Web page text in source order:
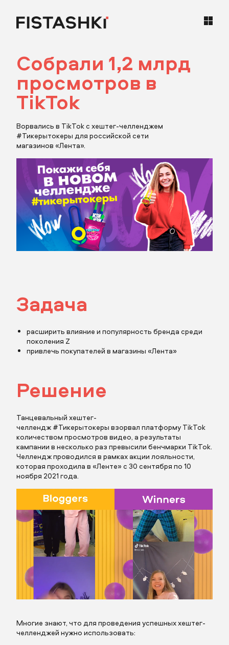
кейсы
статьи
карьера
контакты
Собрали 1,2 млрд
просмотров в
TikTok
Ворвались в TikTok с хештег-челленджем
#Тикерытокеры для российской сети
магазинов «Лента».
Задача
расширить влияние и популярность бренда среди
поколения Z
привлечь покупателей в магазины «Лента»
Решение
Танцевальный хештег-
челлендж #Тикерытокеры взорвал платформу TikTok
количеством просмотров видео, а результаты
кампании в несколько раз превысили бенчмарки TikTok.
Челлендж проводился в рамках акции лояльности,
которая проходила в «Ленте» с 30 сентября по 10
ноября 2021 года.
Многие знают, что для проведения успешных хештег-
челленджей нужно использовать: